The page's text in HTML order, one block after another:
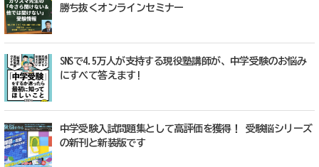
勝ち抜くオンラインセミナー
SNSで4.5万人が支持する現役塾講師が、中学受験のお悩み
にすべて答えます!
中学受験入試問題集として高評価を獲得！ 受験脳シリーズ
の新刊と新装版です